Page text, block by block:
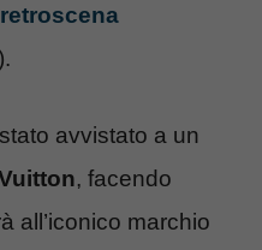
avvistato a un
, facendo
all’iconico marchio